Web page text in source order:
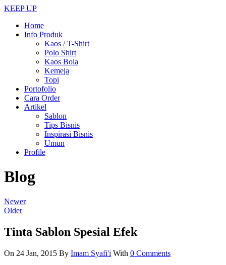
KEEP UP
Home
Info Produk
Kaos / T-Shirt
Polo Shirt
Kaos Bola
Kemeja
Topi
Portofolio
Cara Order
Artikel
Sablon
Tips Bisnis
Inspirasi Bisnis
Umun
Profile
Blog
Newer
Older
Tinta Sablon Spesial Efek
On 24 Jan, 2015 By Imam Syafi'i With 0 Comments